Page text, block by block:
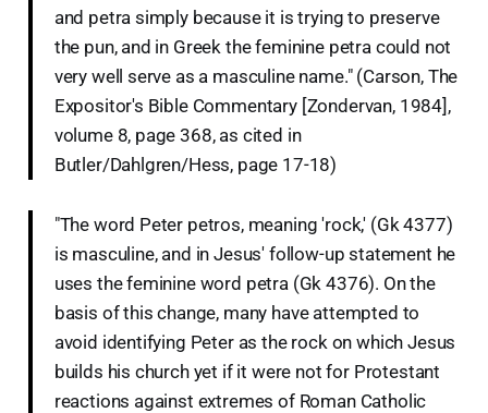
and petra simply because it is trying to preserve
the pun, and in Greek the feminine petra could not
very well serve as a masculine name." (Carson, The
Expositor's Bible Commentary [Zondervan, 1984],
volume 8, page 368, as cited in
Butler/Dahlgren/Hess, page 17-18)
"The word Peter petros, meaning 'rock,' (Gk 4377)
is masculine, and in Jesus' follow-up statement he
uses the feminine word petra (Gk 4376). On the
basis of this change, many have attempted to
avoid identifying Peter as the rock on which Jesus
builds his church yet if it were not for Protestant
reactions against extremes of Roman Catholic